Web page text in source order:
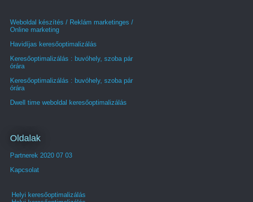
Weboldal készítés / Reklám marketinges /
Online marketing
Havidíjas keresőoptimalizálás
Keresőoptimalizálás : buvóhely, szoba pár
órára
Keresőoptimalizálás : buvóhely, szoba pár
órára
Dwell time weboldal keresőoptimalizálás
Oldalak
Partnerek 2020 07 03
Kapcsolat
Helyi keresőoptimalizálás